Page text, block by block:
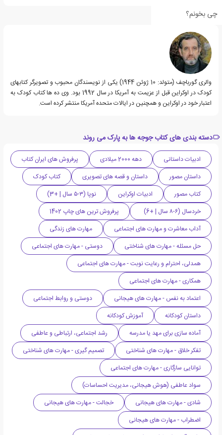
چی بخونم؟
درباره والری گورباچف
والری گورباچف (متولد: 10 ژوئن 1944) یکی از نویسندگان محبوب و تصویرگر کتابهای
کودک در اوکراین قبل از عزیمت به آمریکا در سال 1992 بود. وی ده ها کتاب کودک به
اعتبار خود در اوکراین و همچنین در ایالات متحده آمریکا منتشر کرده است.
دسته بندی های کتاب جوجه ها به پارک می روند
ادبیات داستانی دهه 2000 میلادی
پرفروش های ایران کتاب
داستان مصور
داستان و قصه های تصویری
کتاب کودک
کتاب مصور
ادبیات اوکراین
نوپا (۳-۵ سال | +3)
خردسال (۶-۸ سال | +6)
پرفروش ترین های چاپ 1402
آداب معاشرت و مهارت های اجتماعی
مهارت های زندگی
حل مسئله - مهارت های شناختی
دوستی - مهارت های اجتماعی
همدلی، احترام و رعایت نوبت - مهارت های اجتماعی
همکاری - مهارت های اجتماعی
اعتماد به نفس - مهارت های هیجانی
دوستی و روابط اجتماعی
داستان کودکانه
آموزش کودکانه
آماده سازی برای مهد یا مدرسه
رشد اجتماعی، ارتباطی و عاطفی
تفکر خلاق - مهارت های شناختی
تصمیم گیری - مهارت های شناختی
توانایی سازگاری - مهارت های اجتماعی
سواد عاطفی (هوش هیجانی، مدیریت احساسات)
شادی - مهارت های هیجانی
خجالت - مهارت های هیجانی
اضطراب - مهارت های هیجانی